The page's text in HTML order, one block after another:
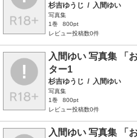
杉吉ゆうじ / 入間ゆい
写真集
1巻
800pt
レビュー投稿数0件
入間ゆい 写真集 「
ター1
杉吉ゆうじ / 入間ゆい
写真集
1巻
800pt
レビュー投稿数0件
入間ゆい 写真集 「